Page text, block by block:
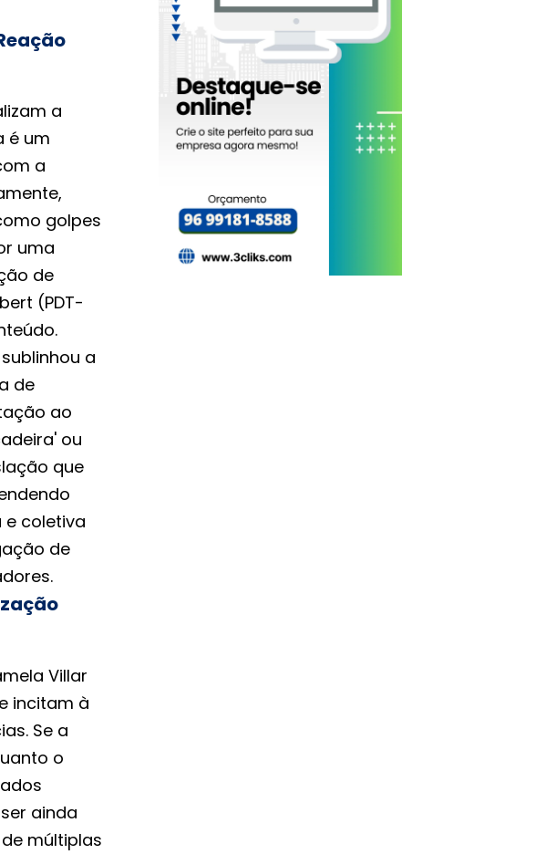
a
é um
a
golpes
uma
de
(PDT-
a
de
ao
ou
que
e coletiva
de
Villar
incitam à
Se a
o
ainda
múltiplas